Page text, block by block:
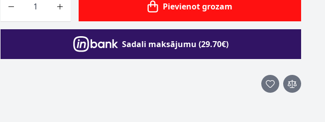
Pievienot grozam
Sadali maksājumu (29.70€)